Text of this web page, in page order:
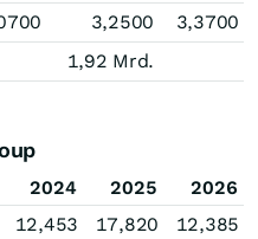
3,2500
3,3700
1,92 Mrd.
2024 2025
2026
12,453 17,820
12,385